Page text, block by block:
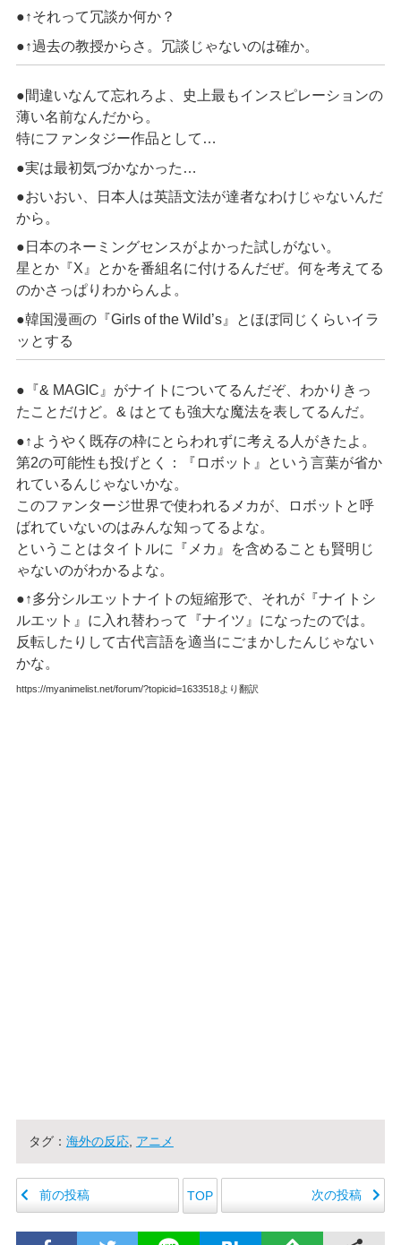
●↑それって冗談か何か？
●↑過去の教授からさ。冗談じゃないのは確か。
●間違いなんて忘れろよ、史上最もインスピレーションの
薄い名前なんだから。
特にファンタジー作品として…
●実は最初気づかなかった…
●おいおい、日本人は英語文法が達者なわけじゃないんだ
から。
●日本のネーミングセンスがよかった試しがない。
星とか『X』とかを番組名に付けるんだぜ。何を考えてる
のかさっぱりわからんよ。
●韓国漫画の『Girls of the Wild’s』とほぼ同じくらいイラ
ッとする
●『& MAGIC』がナイトについてるんだぞ、わかりきっ
たことだけど。& はとても強大な魔法を表してるんだ。
●↑ようやく既存の枠にとらわれずに考える人がきたよ。
第2の可能性も投げとく：『ロボット』という言葉が省か
れているんじゃないかな。
このファンタージ世界で使われるメカが、ロボットと呼
ばれていないのはみんな知ってるよな。
ということはタイトルに『メカ』を含めることも賢明じ
ゃないのがわかるよな。
●↑多分シルエットナイトの短縮形で、それが『ナイトシ
ルエット』に入れ替わって『ナイツ』になったのでは。
反転したりして古代言語を適当にごまかしたんじゃない
かな。
https://myanimelist.net/forum/?topicid=1633518より翻訳
タグ： 海外の反応, アニメ
前の投稿 TOP 次の投稿